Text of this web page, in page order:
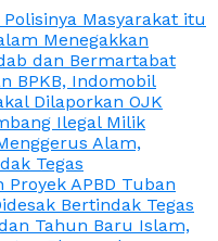
Masyarakat itu
Menegakkan
dan Bermartabat
BPKB, Indomobil
Dilaporkan OJK
Ilegal Milik
Alam,
Tegas
Proyek APBD Tuban
Bertindak Tegas
Tahun Baru Islam,